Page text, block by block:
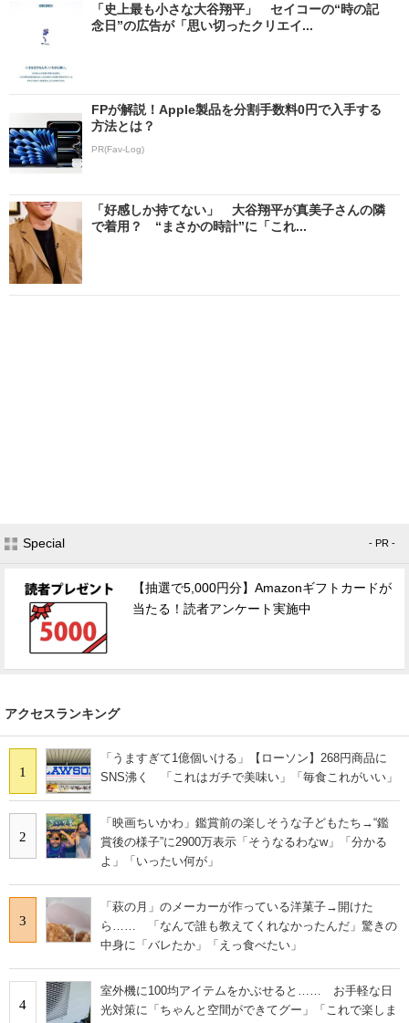
「史上最も小さな大谷翔平」 セイコーの“時の記
念日”の広告が「思い切ったクリエイ...
FPが解説！Apple製品を分割手数料0円で入手する
方法とは？
PR(Fav-Log)
「好感しか持てない」 大谷翔平が真美子さんの隣
で着用？ “まさかの時計”に「これ...
Special - PR -
【抽選で5,000円分】Amazonギフトカードが
当たる！読者アンケート実施中
アクセスランキング
1
「うますぎて1億個いける」【ローソン】268円商品に
SNS沸く 「これはガチで美味い」「毎食これがいい」
2
「映画ちいかわ」鑑賞前の楽しそうな子どもたち→“鑑
賞後の様子”に2900万表示「そうなるわなw」「分かる
よ」「いったい何が」
3
「萩の月」のメーカーが作っている洋菓子→開けた
ら…… 「なんで誰も教えてくれなかったんだ」驚きの
中身に「バレたか」「えっ食べたい」
4
室外機に100均アイテムをかぶせると…… お手軽な日
光対策に「ちゃんと空間ができてグー」「これで楽しま